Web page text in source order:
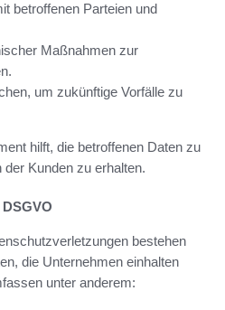
betroffenen Parteien und
Maßnahmen zur
um zukünftige Vorfälle zu
hilft, die betroffenen Daten zu
Kunden zu erhalten.
bestehen
die Unternehmen einhalten
unter anderem: